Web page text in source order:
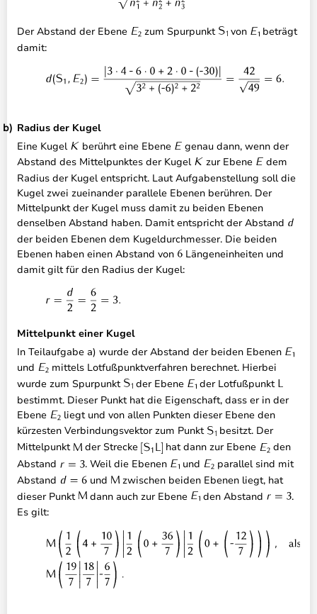
Der Abstand der Ebene zum Spurpunkt von
beträgt
damit:
Radius der Kugel
Eine Kugel
berührt eine Ebene
genau dann, wenn der
Abstand des Mittelpunktes der Kugel
zur Ebene
dem
Radius der Kugel entspricht. Laut Aufgabenstellung soll die
Kugel zwei zueinander parallele Ebenen berühren. Der
Mittelpunkt der Kugel muss damit zu beiden Ebenen
denselben Abstand haben. Damit entspricht der Abstand
der beiden Ebenen dem Kugeldurchmesser. Die beiden
Ebenen haben einen Abstand von
Längeneinheiten und
damit gilt für den Radius der Kugel:
Mittelpunkt einer Kugel
In Teilaufgabe a) wurde der Abstand der beiden Ebenen
und
mittels Lotfußpunktverfahren berechnet. Hierbei
wurde zum Spurpunkt
der Ebene
der Lotfußpunkt
bestimmt. Dieser Punkt hat die Eigenschaft, dass er in der
Ebene
liegt und von allen Punkten dieser Ebene den
kürzesten Verbindungsvektor zum Punkt
besitzt. Der
Mittelpunkt
der Strecke hat dann zur Ebene
den
Abstand
. Weil die Ebenen und
parallel sind mit
Abstand
und
zwischen beiden Ebenen liegt, hat
dieser Punkt
dann auch zur Ebene den Abstand
.
Es gilt: